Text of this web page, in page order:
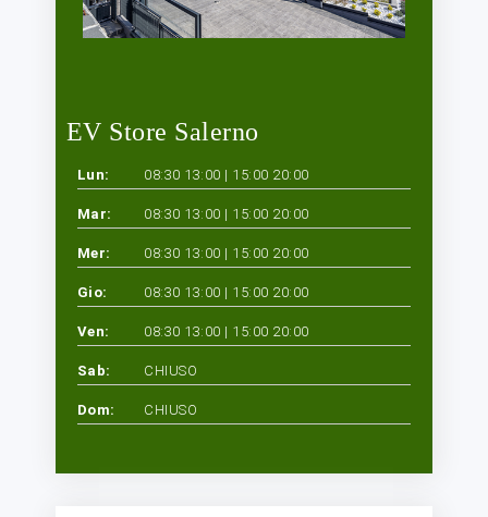
EV Store Salerno
Lun: 08:30 13:00 | 15:00 20:00
Mar: 08:30 13:00 | 15:00 20:00
Mer: 08:30 13:00 | 15:00 20:00
Gio: 08:30 13:00 | 15:00 20:00
Ven: 08:30 13:00 | 15:00 20:00
Sab: CHIUSO
Dom: CHIUSO